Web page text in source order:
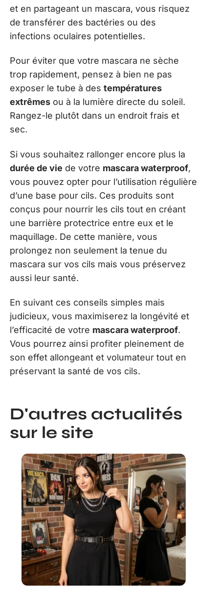
et en partageant un mascara, vous risquez
de transférer des bactéries ou des
infections oculaires potentielles.
Pour éviter que votre mascara ne sèche
trop rapidement, pensez à bien ne pas
exposer le tube à des températures
extrêmes ou à la lumière directe du soleil.
Rangez-le plutôt dans un endroit frais et
sec.
Si vous souhaitez rallonger encore plus la
durée de vie de votre mascara waterproof,
vous pouvez opter pour l’utilisation régulière
d’une base pour cils. Ces produits sont
conçus pour nourrir les cils tout en créant
une barrière protectrice entre eux et le
maquillage. De cette manière, vous
prolongez non seulement la tenue du
mascara sur vos cils mais vous préservez
aussi leur santé.
En suivant ces conseils simples mais
judicieux, vous maximiserez la longévité et
l’efficacité de votre mascara waterproof.
Vous pourrez ainsi profiter pleinement de
son effet allongeant et volumateur tout en
préservant la santé de vos cils.
D'autres actualités
sur le site